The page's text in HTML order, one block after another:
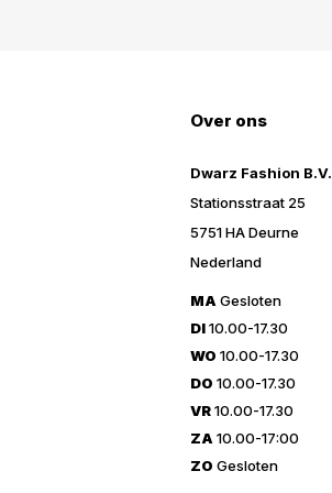
Over ons
Dwarz Fashion B.V.
Stationsstraat 25
5751 HA Deurne
Nederland
MA Gesloten
DI10.00-17.30
WO 10.00-17.30
DO 10.00-17.30
VR10.00-17.30
ZA 10.00-17:00
ZO Gesloten